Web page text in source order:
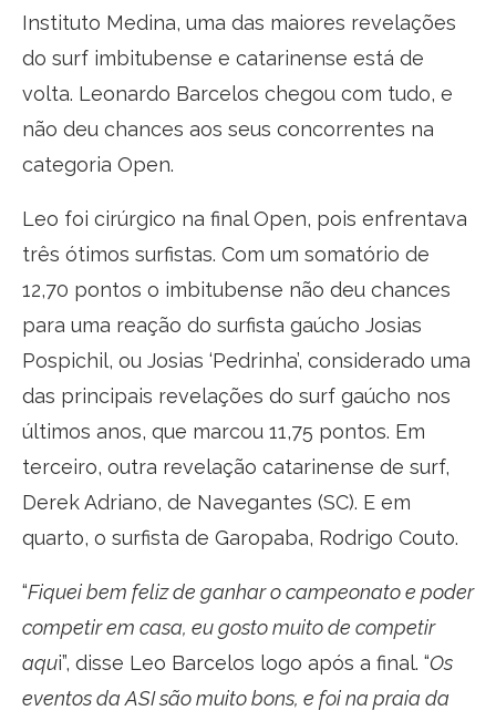
Instituto Medina, uma das maiores revelações
do surf imbitubense e catarinense está de
volta. Leonardo Barcelos chegou com tudo, e
não deu chances aos seus concorrentes na
categoria Open.
Leo foi cirúrgico na final Open, pois enfrentava
três ótimos surfistas. Com um somatório de
12,70 pontos o imbitubense não deu chances
para uma reação do surfista gaúcho Josias
Pospichil, ou Josias ‘Pedrinha’, considerado uma
das principais revelações do surf gaúcho nos
últimos anos, que marcou 11,75 pontos. Em
terceiro, outra revelação catarinense de surf,
Derek Adriano, de Navegantes (SC). E em
quarto, o surfista de Garopaba, Rodrigo Couto.
“Fiquei bem feliz de ganhar o campeonato e poder
competir em casa, eu gosto muito de competir
aqui”, disse Leo Barcelos logo após a final. “Os
eventos da ASI são muito bons, e foi na praia da